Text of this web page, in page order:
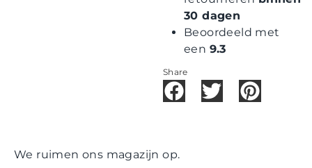
30 dagen
Beoordeeld met
een 9.3
Share
We ruimen ons magazijn op.